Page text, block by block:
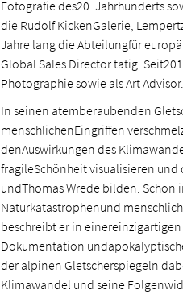
Fotografie des20. Jahrhunderts
die Rudolf KickenGalerie,
Jahre lang die Abteilungfür
Global Sales Director tätig.
Photographie sowie als Art Advisor.
In seinen atemberaubenden
menschlichenEingriffen
denAuswirkungen des
fragileSchönheit visualisieren und
undThomas Wrede bilden. Schon
Naturkatastrophenund
beschreibt er in
Dokumentation
der alpinen Gletscherspiegeln
Klimawandel und seine